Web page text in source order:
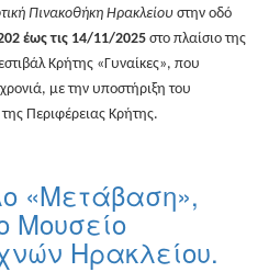
Πινακοθήκη Ηρακλείου στην οδό
έως τις 14/11/2025 στο πλαίσιο της
Κρήτης «Γυναίκες», που
με την υποστήριξη του
Περιφέρειας Κρήτης.
«Μετάβαση»,
Μουσείο
Ηρακλείου.